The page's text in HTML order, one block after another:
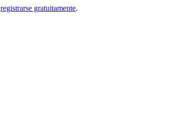
registrarse gratuitamente.